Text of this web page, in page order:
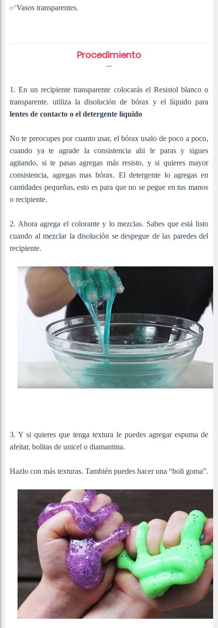
✅Vasos transparentes.
Procedimiento
1. En un recipiente transparente colocarás el Resistol blanco o
transparente. utiliza la disolución de bórax y el líquido para
lentes de contacto o el detergente líquido
No te preocupes por cuanto usar, el bórax usalo de poco a poco,
cuando ya te agrade la consistencia ahi le paras y sigues
agitando, si te pasas agregas más resisto, y si quieres mayor
consistencia, agregas mas bórax. El detergente lo agregas en
cantidades pequeñas, esto es para que no se pegue en tus manos
o recipiente.
2. Ahora agrega el colorante y lo mezclas. Sabes que está listo
cuando al mezclar la disolución se despegue de las paredes del
recipiente.
3. Y si quieres que tenga textura le puedes agregar espuma de
afeitar, bolitas de unicel o diamantina.
Hazlo con más texturas. También puedes hacer una “boli goma”.